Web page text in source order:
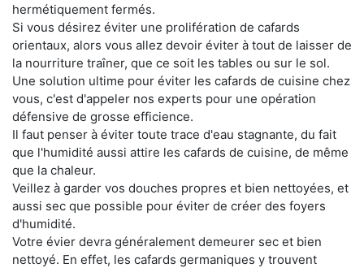
hermétiquement fermés.
Si vous désirez éviter une prolifération de cafards
orientaux, alors vous allez devoir éviter à tout de laisser de
la nourriture traîner, que ce soit les tables ou sur le sol.
Une solution ultime pour éviter les cafards de cuisine chez
vous, c'est d'appeler nos experts pour une opération
défensive de grosse efficience.
Il faut penser à éviter toute trace d'eau stagnante, du fait
que l'humidité aussi attire les cafards de cuisine, de même
que la chaleur.
Veillez à garder vos douches propres et bien nettoyées, et
aussi sec que possible pour éviter de créer des foyers
d'humidité.
Votre évier devra généralement demeurer sec et bien
nettoyé. En effet, les cafards germaniques y trouvent